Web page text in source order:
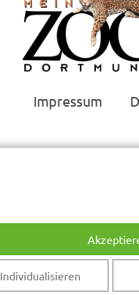
Impressum
Individualisieren